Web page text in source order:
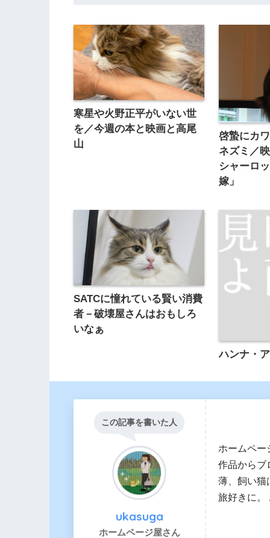
寒星や火野正平がいない世
を／今週の本と映画と高尾
山
啓蟄にカ
ネズミ／
シャーロ
嫁」
SATCに憧れている賢い消費
者－破壊屋さんはおもしろ
いなぁ
ハンナ・
この記事を書いた人
ukasuga
ホームページ屋さん
ホームペー
作品からブ
薄、飼い猫
旅好きに。